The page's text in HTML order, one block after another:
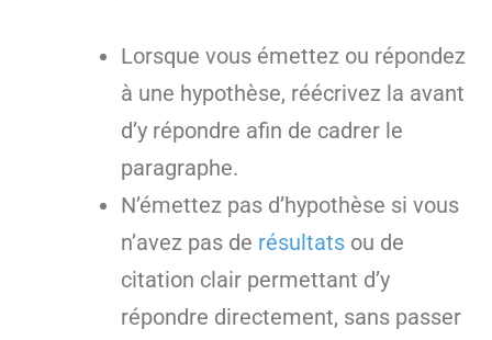
Lorsque vous émettez ou répondez
à une hypothèse, réécrivez la avant
d’y répondre afin de cadrer le
paragraphe.
N’émettez pas d’hypothèse si vous
n’avez pas de résultats ou de
citation clair permettant d’y
répondre directement, sans passer